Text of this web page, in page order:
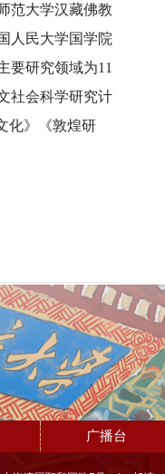
范大学汉藏佛教
人民大学国学院
要研究领域为11
社会科学研究计
化》《敦煌研
广播台